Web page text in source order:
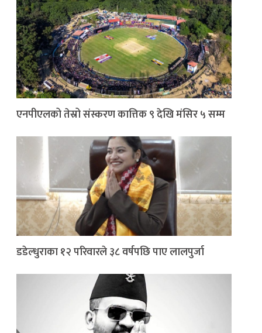
एनपीएलको तेस्रो संस्करण कात्तिक ९ देखि मंसिर ५ सम्म
डडेल्धुराका १२ परिवारले ३८ वर्षपछि पाए लालपुर्जा